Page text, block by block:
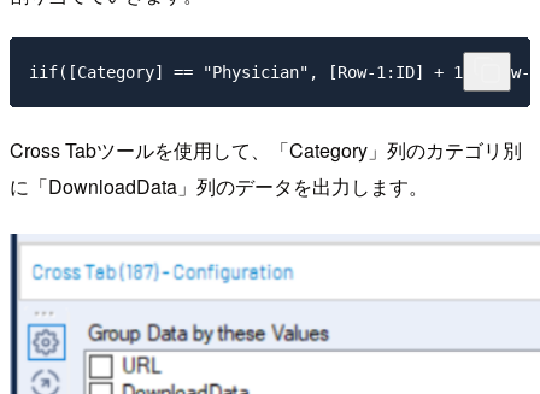
iif([Category] == "Physician", [Row-1:ID] + 1, [Row-
Cross Tabツールを使用して、「Category」列のカテゴリ別
に「DownloadData」列のデータを出力します。